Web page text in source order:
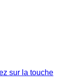
sur la touche